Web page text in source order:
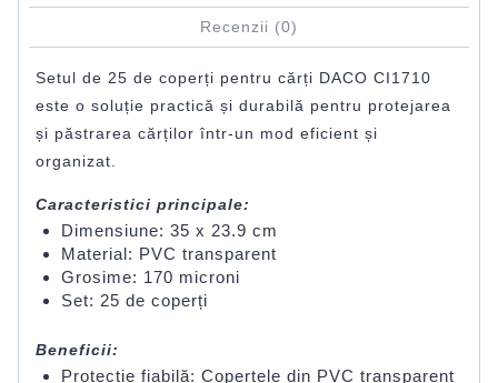
Recenzii (0)
Setul de 25 de coperți pentru cărți DACO CI1710
este o soluție practică și durabilă pentru protejarea
și păstrarea cărților într-un mod eficient și
organizat.
Caracteristici principale:
Dimensiune: 35 x 23.9 cm
Material: PVC transparent
Grosime: 170 microni
Set: 25 de coperți
Beneficii:
Protecție fiabilă: Copertele din PVC transparent